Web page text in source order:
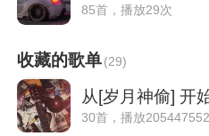
85首，播放29次
收藏的歌单(29)
从[岁月神偷] 开
30首，播放